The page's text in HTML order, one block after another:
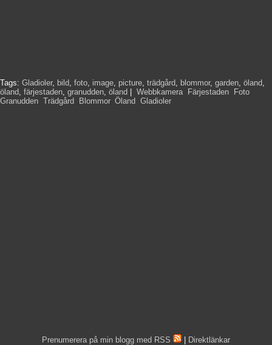
Tags: Gladioler, bild, foto, image, picture, trädgård, blommor, garden, öland,
öland, färjestaden, granudden, öland Webbkamera, Färjestaden Foto
Granudden Trädgård Blommor, Öland Gladioler,
Prenumerera på min blogg med RSS
Direktlänkar